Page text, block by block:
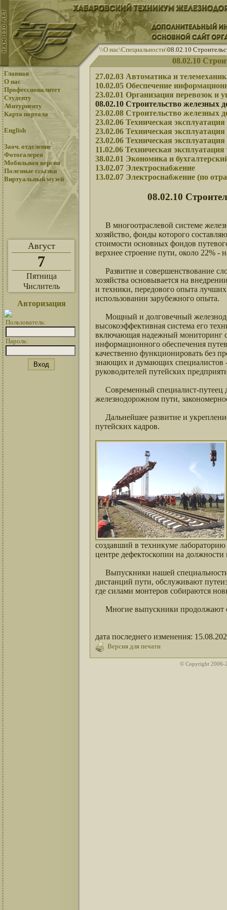
\\О нас\Специальности\08.02.10
08.02.10
Главная
О нас
Профессионалитет
Студенту
Абитуриенту
Карта портала
English
Заоч. отделение
Фотогалерея
Мобильная версия
Полезные ссылки
Виртуальный музей
Август
7
Пятница
Числитель
Авторизация
Пользователь:
Пароль:
27.02.03 Автоматика и
10.02.05 Обеспечение
23.02.01 Организация перевозок и
08.02.10 Строительство железных
23.02.08 Строительство железных
23.02.06 Техническая
23.02.06 Техническая
23.02.06 Техническая
11.02.06 Техническая
38.02.01 Экономика и
13.02.07 Электроснабжение
13.02.07 Электроснабжение (по
08.02.10
В многоотраслевой системе
хозяйство, фонды которого
стоимости основных фондов
верхнее строение пути, около 22% -
Развитие и совершенствование
хозяйства основывается на
и техники, передового опыта
использовании зарубежного опыта.
Мощный и долговечный
высокоэффективная система его
включающая надежный мониторинг
информационного обеспечения
качественно функционировать без
знающих и думающих специалистов
руководителей путейских
Современный специалист-путеец
железнодорожном пути,
Дальнейшее развитие и
путейских кадров.
создавший в техникуме
центре дефектоскопии на должности
Выпускники нашей
дистанций пути, обслуживают
где силами монтеров собираются
Многие выпускники продолжают
дата последнего изменения:
Версия для печати
© Copyright 2006-